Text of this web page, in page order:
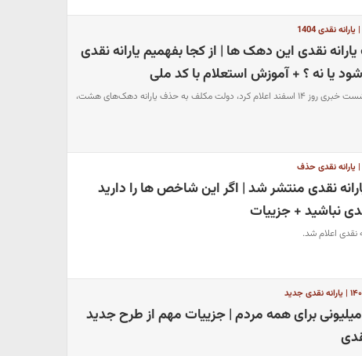
نقدی 1404
نقدی این دهک ها | از کجا بفهمیم یارانه نقدی
یا نه ؟ + آموزش استعلام با کد ملی
آنطور که سخنگوی دولت در نشست خبری روز ۱۴ اسفند اعلام کرد، دولت مکلف به حذف یارانه دهک‌های هشت،
| یارانه نقدی حذف
نقدی منتشر شد | اگر این شاخص ها را دارید
نباشید + جزییات
واریز یارانه نقدی ۱۰ میلیونی برای همه مردم | جزییات مهم از طرح جدید